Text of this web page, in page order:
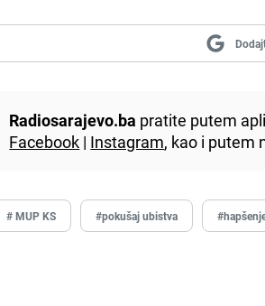
Radiosarajevo.ba pratite putem
Facebook | Instagram, kao i putem
# MUP KS #pokušaj ubistva